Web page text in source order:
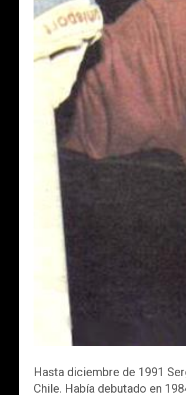
Hasta diciembre de 1991
Chile. Había debutado en